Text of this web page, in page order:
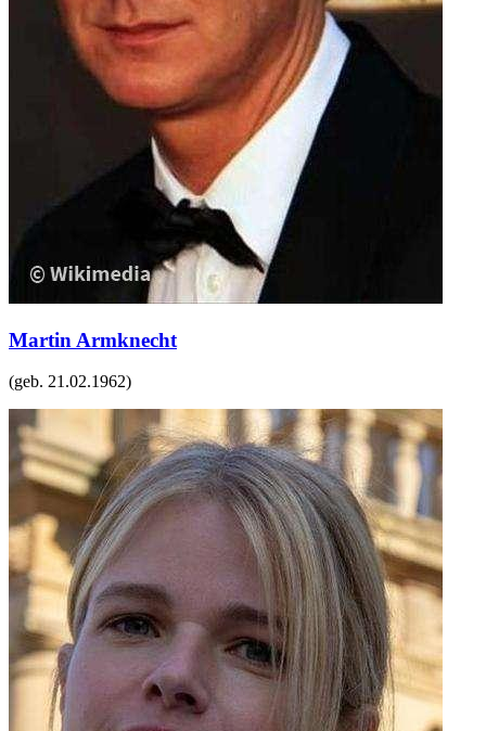
Martin Armknecht
(geb. 21.02.1962)